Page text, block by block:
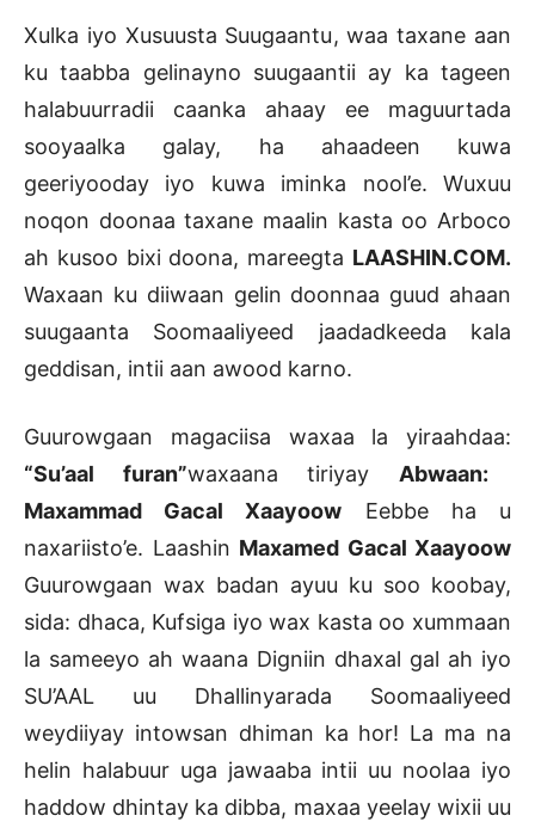
Xulka iyo Xusuusta Suugaantu, waa taxane aan
ku taabba gelinayno suugaantii ay ka tageen
halabuurradii caanka ahaay ee maguurtada
sooyaalka galay, ha ahaadeen kuwa
geeriyooday iyo kuwa iminka nool’e. Wuxuu
noqon doonaa taxane maalin kasta oo Arboco
ah kusoo bixi doona, mareegta LAASHIN.COM.
Waxaan ku diiwaan gelin doonnaa guud ahaan
suugaanta Soomaaliyeed jaadadkeeda kala
geddisan, intii aan awood karno.
Guurowgaan magaciisa waxaa la yiraahdaa:
“Su’aal furan”waxaana tiriyay Abwaan:
Maxammad Gacal Xaayoow Eebbe ha u
naxariisto’e. Laashin Maxamed Gacal Xaayoow
Guurowgaan wax badan ayuu ku soo koobay,
sida: dhaca, Kufsiga iyo wax kasta oo xummaan
la sameeyo ah waana Digniin dhaxal gal ah iyo
SU’AAL uu Dhallinyarada Soomaaliyeed
weydiiyay intowsan dhiman ka hor! La ma na
helin halabuur uga jawaaba intii uu noolaa iyo
haddow dhintay ka dibba, maxaa yeelay wixii uu